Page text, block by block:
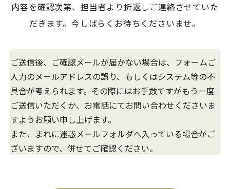
内容を確認次第、担当者より折返しご連絡させていた
だきます。今しばらくお待ちくださいませ。
ご送信後、ご確認メールが届かない場合は、フォームご
入力のメールアドレスの誤り、 もしくはシステム等の不
具合が考えられます。その際にはお手数ですがもう一度
ご送信いただくか、お電話にてお問い合わせくださいま
すようお願い申し上げます。
また、まれに迷惑メールフォルダへ入っている場合がご
ざいますので、併せてご確認ください。